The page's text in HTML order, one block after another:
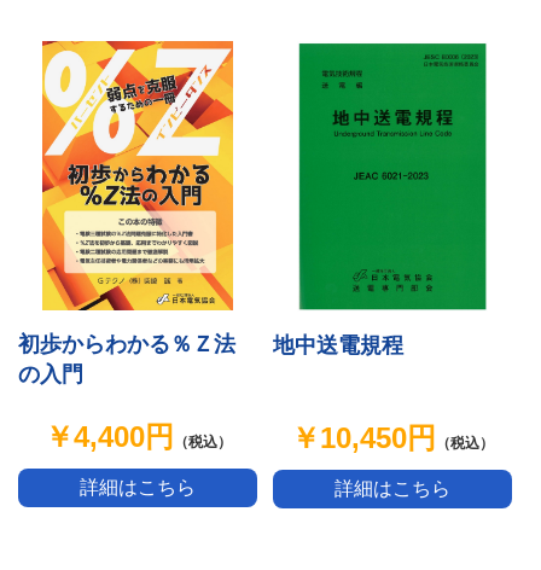
初歩からわかる％Ｚ法
の入門
￥4,400円 （税込）
詳細はこちら
地中送電規程
￥10,450円 （税込）
詳細はこちら